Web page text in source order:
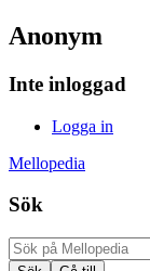
Anonym
Inte inloggad
Logga in
Mellopedia
Sök